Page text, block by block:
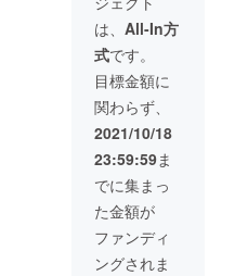
ろう
SHOP
からご
購入頂
ける ク
ラウド
ファン
ディン
グ購入
者特典
商品に
使用可
能 プリ
ントは
「昇華
は、 All-In方
式です。
目標金額に
関わらず、
2021/10/18
23:59:59ま
でに集まっ
た金額が
ファンディ
ングされま